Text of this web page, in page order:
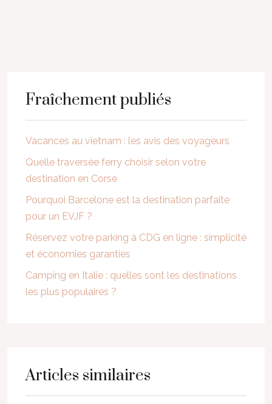
Fraîchement publiés
Vacances au vietnam : les avis des voyageurs
Quelle traversée ferry choisir selon votre
destination en Corse
Pourquoi Barcelone est la destination parfaite
pour un EVJF ?
Réservez votre parking à CDG en ligne : simplicité
et économies garanties
Camping en Italie : quelles sont les destinations
les plus populaires ?
Articles similaires